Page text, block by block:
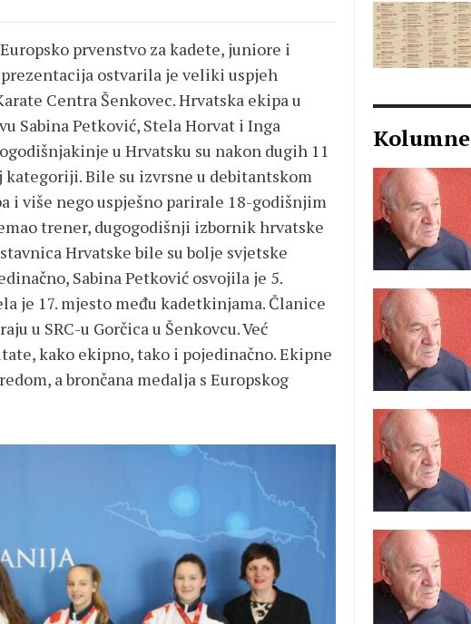
prvenstvo za kadete, juniore i
ostvarila je veliki uspjeh
Centra Šenkovec. Hrvatska ekipa u
Sabina Petković, Stela Horvat i Inga
u Hrvatsku su nakon dugih 11
Bile su izvrsne u debitantskom
i više nego uspješno parirale 18-godišnjim
trener, dugogodišnji izbornik hrvatske
Hrvatske bile su bolje svjetske
Sabina Petković osvojila je 5.
je 17. mjesto među kadetkinjama. Članice
u SRC-u Gorčica u Šenkovcu. Već
kako ekipno, tako i pojedinačno. Ekipne
a brončana medalja s Europskog
Kolumne